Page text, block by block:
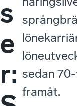
s
e
r: sedan
framåt.